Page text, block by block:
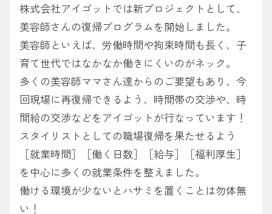
株式会社アイゴットでは新プロジェクトとして、
美容師さんの復帰プログラムを開始しました。
美容師といえば、労働時間や拘束時間も長く、子
育て世代ではなかなか働きにくいのがネック。
多くの美容師ママさん達からのご要望もあり、今
回現場に再復帰できるよう、時間帯の交渉や、時
間給の交渉などをアイゴットが行なっています！
スタイリストとしての職場復帰を果たせるよう
［就業時間］［働く日数］［給与］［福利厚生］
を中心に多くの就業条件を整えました。
働ける環境が少ないとハサミを置くことは勿体無
い！